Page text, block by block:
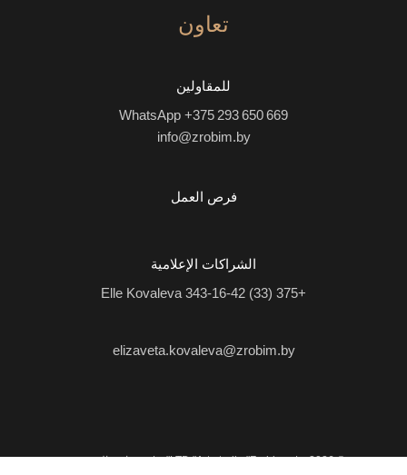
تعاون
للمقاولين
WhatsApp +375 293 650 669
info@zrobim.by
فرص العمل
الشراكات الإعلامية
+375 (33) 343-16-42
elizaveta.kovaleva@zrobim.by
©
2026 | LTD "Art-studio "Zrobim" | سياسة الخصوصية